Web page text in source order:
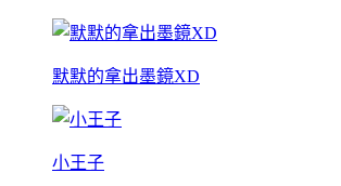
默默的拿出墨鏡XD
小王子